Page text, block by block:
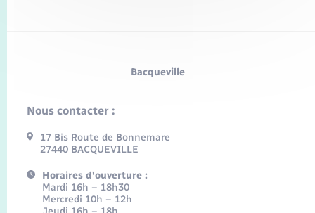
Bacqueville
Nous contacter :
17 Bis Route de Bonnemare
27440 BACQUEVILLE
Horaires d'ouverture :
Mardi 16h – 18h30
Mercredi 10h – 12h